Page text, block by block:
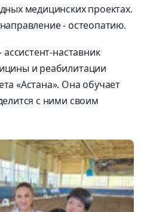
медицинских проектах.
- остеопатию.
наставник
и реабилитации
«Астана». Она обучает
с ними своим